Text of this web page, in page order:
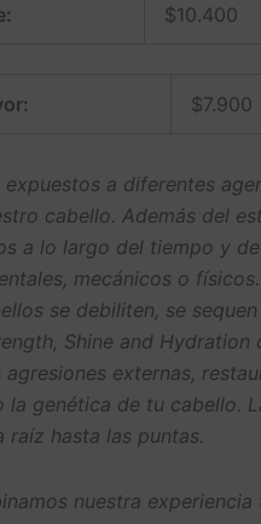
$10.400
$7.900
a diferentes
cabello. Además del
a lo largo del tiempo y
mecánicos o
se debiliten, se
Shine and Hydration
externas,
la genética de tu cabello.
hasta las puntas.
nuestra